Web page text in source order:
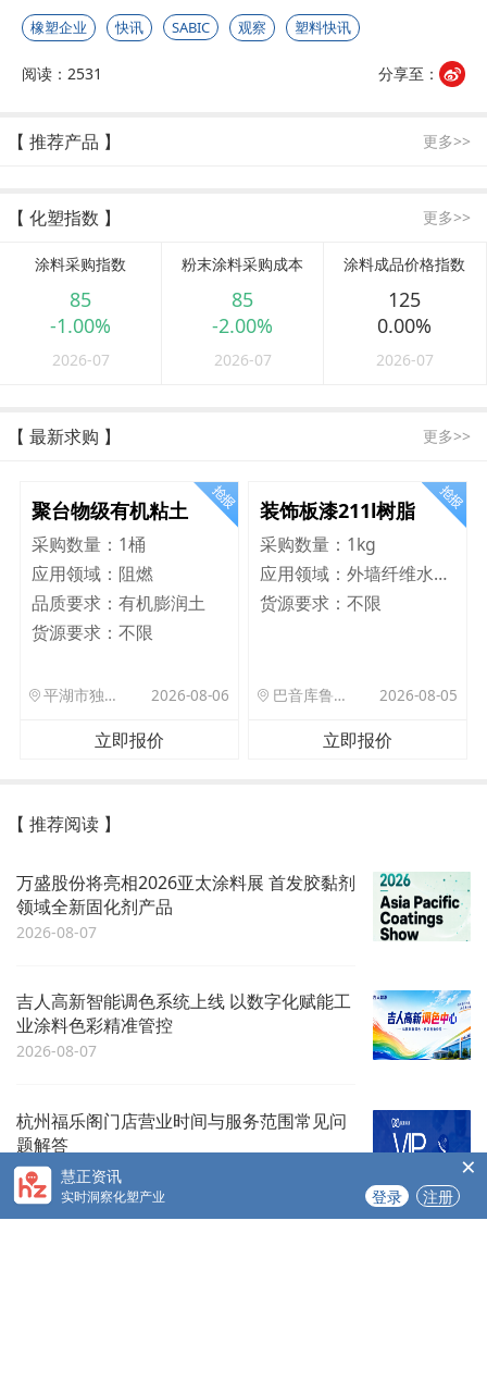
橡塑企业 快讯 SABIC 观察 塑料快讯
阅读：2531 分享至：
【 推荐产品 】 更多>>
【 化塑指数 】 更多>>
涂料采购指数
85
-1.00%
2026-07
粉末涂料采购成本
85
-2.00%
2026-07
涂料成品价格指数
125
0.00%
2026-07
【 最新求购 】 更多>>
聚台物级有机粘土
采购数量： 1桶
应用领域： 阻燃
品质要求： 有机膨润土
货源要求： 不限
平湖市独山港镇集港路 589 号 2026-08-06
立即报价
装饰板漆211l树脂
采购数量： 1kg
应用领域：
外墙纤维水泥板
货源要求：不限
巴音库鲁提镇,托帕口岸六号库房 2026-08-05
立即报价
【 推荐阅读 】
万盛股份将亮相2026亚太涂料展 首发胶黏剂
领域全新固化剂产品
2026-08-07
吉人高新智能调色系统上线 以数字化赋能工
业涂料色彩精准管控
2026-08-07
杭州福乐阁门店营业时间与服务范围常见问
题解答
2026-08-07
慧正资讯
实时洞察化塑产业 登录 注册
×